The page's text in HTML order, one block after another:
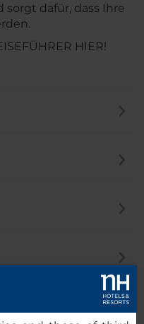
sorgt dafür, dass Ihre
HIER!